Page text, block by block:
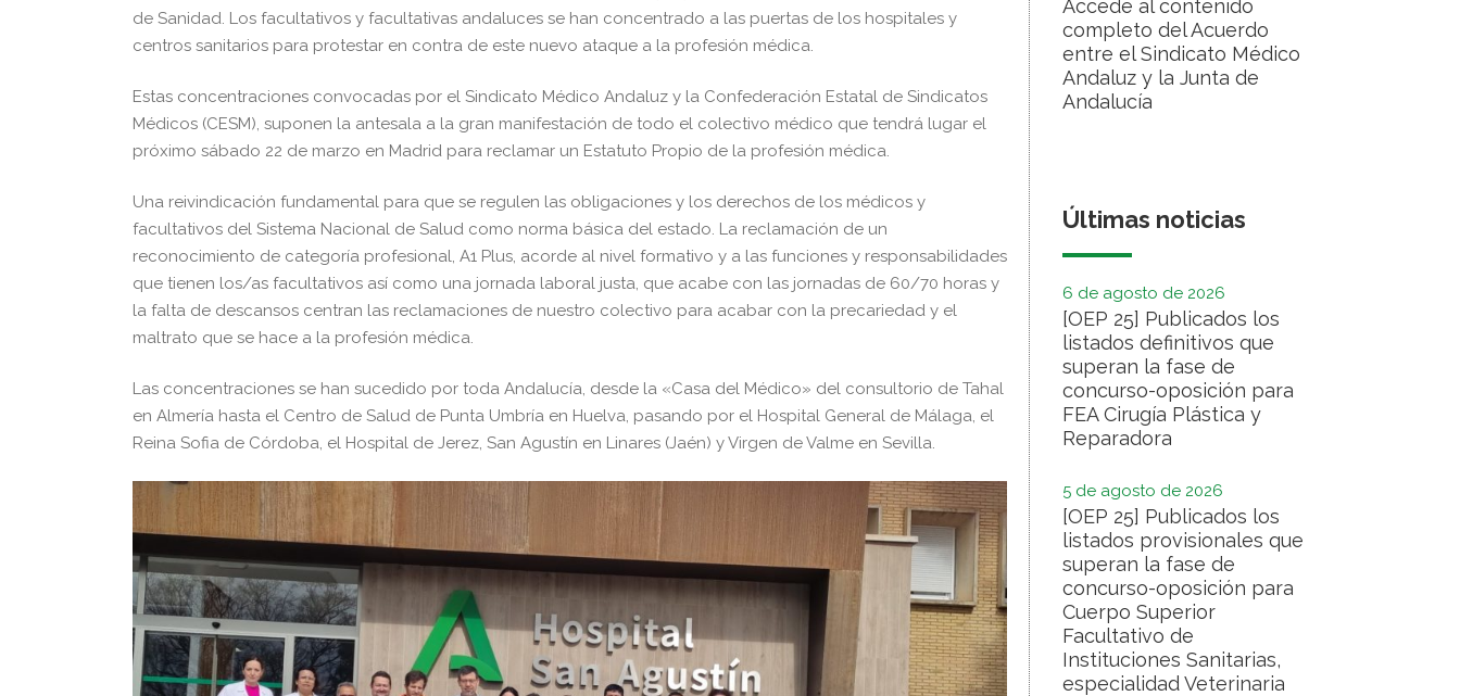
de Sanidad. Los facultativos y facultativas andaluces se han concentrado a las puertas de los hospitales y
centros sanitarios para protestar en contra de este nuevo ataque a la profesión médica.
Estas concentraciones convocadas por el Sindicato Médico Andaluz y la Confederación Estatal de Sindicatos
Médicos (CESM), suponen la antesala a la gran manifestación de todo el colectivo médico que tendrá lugar el
próximo sábado 22 de marzo en Madrid para reclamar un Estatuto Propio de la profesión médica.
Una reivindicación fundamental para que se regulen las obligaciones y los derechos de los médicos y
facultativos del Sistema Nacional de Salud como norma básica del estado. La reclamación de un
reconocimiento de categoría profesional, A1 Plus, acorde al nivel formativo y a las funciones y responsabilidades
que tienen los/as facultativos así como una jornada laboral justa, que acabe con las jornadas de 60/70 horas y
la falta de descansos centran las reclamaciones de nuestro colectivo para acabar con la precariedad y el
maltrato que se hace a la profesión médica.
Las concentraciones se han sucedido por toda Andalucía, desde la «Casa del Médico» del consultorio de Tahal
en Almería hasta el Centro de Salud de Punta Umbría en Huelva, pasando por el Hospital General de Málaga, el
Reina Sofia de Córdoba, el Hospital de Jerez, San Agustín en Linares (Jaén) y Virgen de Valme en Sevilla.
Accede al contenido
completo del Acuerdo
entre el Sindicato Médico
Andaluz y la Junta de
Andalucía
Últimas noticias
6 de agosto de 2026
[OEP 25] Publicados los
listados definitivos que
superan la fase de
concurso-oposición para
FEA Cirugía Plástica y
Reparadora
5 de agosto de 2026
[OEP 25] Publicados los
listados provisionales que
superan la fase de
concurso-oposición para
Cuerpo Superior
Facultativo de
Instituciones Sanitarias,
especialidad Veterinaria